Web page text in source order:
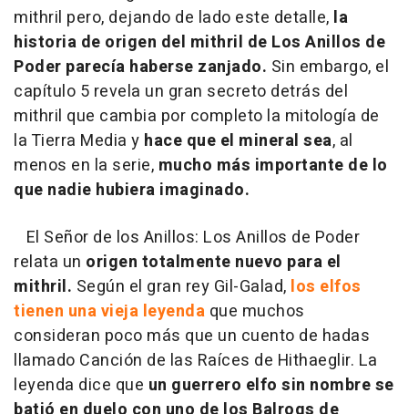
mithril pero, dejando de lado este detalle, la
historia de origen del mithril de Los Anillos de
Poder parecía haberse zanjado. Sin embargo, el
capítulo 5 revela un gran secreto detrás del
mithril que cambia por completo la mitología de
la Tierra Media y hace que el mineral sea, al
menos en la serie, mucho más importante de lo
que nadie hubiera imaginado.
El Señor de los Anillos: Los Anillos de Poder
relata un origen totalmente nuevo para el
mithril. Según el gran rey Gil-Galad, los elfos
tienen una vieja leyenda que muchos
consideran poco más que un cuento de hadas
llamado Canción de las Raíces de Hithaeglir. La
leyenda dice que un guerrero elfo sin nombre se